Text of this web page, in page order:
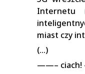
Internetu
miast czy
(…)
——–